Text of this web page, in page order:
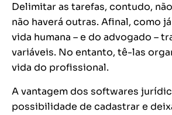
Delimitar as tarefas, contudo,
não haverá outras. Afinal, como
vida humana – e do advogado –
variáveis. No entanto, tê-las
vida do profissional.
A vantagem dos softwares
possibilidade de cadastrar e